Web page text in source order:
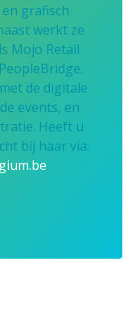
grafisch
werkt ze
Mojo Retail
de digitale
events, en
Heeft u
bij haar via: